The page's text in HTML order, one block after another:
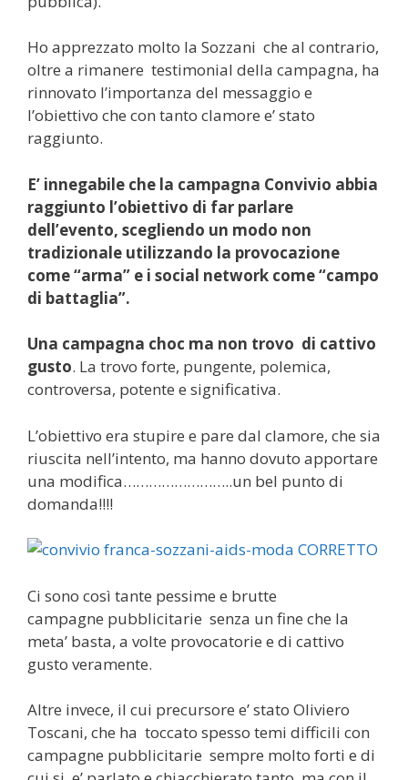
Ho apprezzato molto la Sozzani che al contrario,
oltre a rimanere testimonial della campagna, ha
rinnovato l’importanza del messaggio e
l’obiettivo che con tanto clamore e’ stato
raggiunto.
E’ innegabile che la campagna Convivio abbia
raggiunto l’obiettivo di far parlare
dell’evento, scegliendo un modo non
tradizionale utilizzando la provocazione
come “arma” e i social network come “campo
di battaglia”.
Una campagna choc ma non trovo di cattivo
gusto. La trovo forte, pungente, polemica,
controversa, potente e significativa.
L’obiettivo era stupire e pare dal clamore, che sia
riuscita nell’intento, ma hanno dovuto apportare
una modifica……………………..un bel punto di
domanda!!!!
Ci sono così tante pessime e brutte
campagne pubblicitarie senza un fine che la
meta’ basta, a volte provocatorie e di cattivo
gusto veramente.
Altre invece, il cui precursore e’ stato Oliviero
Toscani, che ha toccato spesso temi difficili con
campagne pubblicitarie sempre molto forti e di